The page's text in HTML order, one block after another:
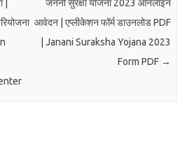
जननी सुरक्षा योजना 2023 ऑनलाइन
आवेदन | एप्लीकेशन फॉर्म डाउनलोड PDF
| Janani Suraksha Yojana 2023
Form PDF →